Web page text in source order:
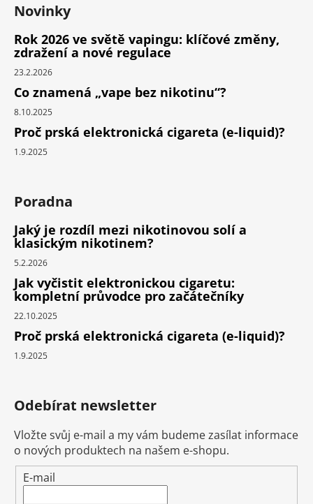
Novinky
Rok 2026 ve světě vapingu: klíčové změny,
zdražení a nové regulace
23.2.2026
Co znamená „vape bez nikotinu“?
8.10.2025
Proč prská elektronická cigareta (e-liquid)?
1.9.2025
Poradna
Jaký je rozdíl mezi nikotinovou solí a
klasickým nikotinem?
5.2.2026
Jak vyčistit elektronickou cigaretu:
kompletní průvodce pro začátečníky
22.10.2025
Proč prská elektronická cigareta (e-liquid)?
1.9.2025
Odebírat newsletter
Vložte svůj e-mail a my vám budeme zasílat informace
o nových produktech na našem e-shopu.
E-mail